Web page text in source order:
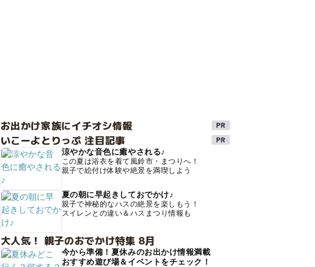
お出かけ家族にイチオシ情報
いこーよとりっぷ 注目記事
涼やかな音色に癒やされる♪
この夏は浴衣を着て風鈴市・まつりへ！
親子で絵付け体験や絶景を満喫しよう
夏の朝に早起きしておでかけ♪
親子で神秘的なハスの絶景を楽しもう！
スイレンとの違い＆ハスまつり情報も
大人気！ 親子のおでかけ特集 8月
今から準備！夏休みのお出かけ情報満載
おすすめ遊び場＆イベントをチェック！